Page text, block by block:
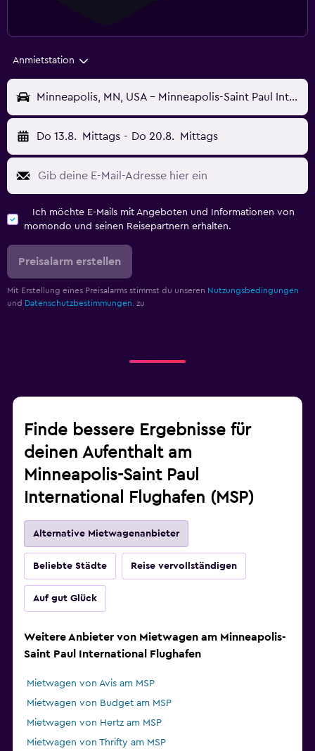
Anmietstation
Minneapolis, MN, USA - Minneapolis-Saint Paul International (MSP)
Do 13.8. Mittags - Do 20.8. Mittags
Ich möchte E-Mails mit Angeboten und Informationen von
momondo und seinen Reisepartnern erhalten.
Preisalarm erstellen
Mit Erstellung eines Preisalarms stimmst du unseren Nutzungsbedingungen
und Datenschutzbestimmungen. zu
Finde bessere Ergebnisse für
deinen Aufenthalt am
Minneapolis-Saint Paul
International Flughafen (MSP)
Alternative Mietwagenanbieter
Beliebte Städte Reise vervollständigen
Auf gut Glück
Weitere Anbieter von Mietwagen am Minneapolis-
Saint Paul International Flughafen
Mietwagen von Avis am MSP
Mietwagen von Budget am MSP
Mietwagen von Hertz am MSP
Mietwagen von Thrifty am MSP